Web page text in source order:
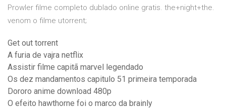
Prowler filme completo dublado online gratis. the+night+the.
venom o filme utorrent;
Get out torrent
A furia de vajra netflix
Assistir filme capitã marvel legendado
Os dez mandamentos capitulo 51 primeira temporada
Dororo anime download 480p
O efeito hawthorne foi o marco da brainly